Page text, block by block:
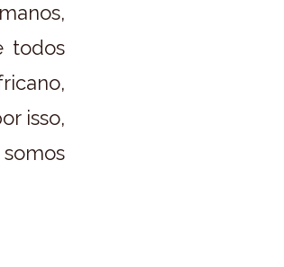
todos
isso,